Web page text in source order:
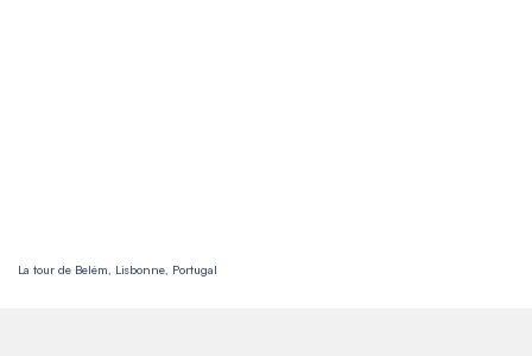
La tour de Belém, Lisbonne, Portugal